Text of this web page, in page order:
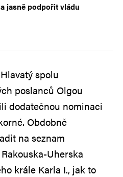
jasně podpořit vládu
spolu
poslanců Olgou
dodatečnou nominaci
Obdobně
na seznam
Uherska
krále Karla I., jak to